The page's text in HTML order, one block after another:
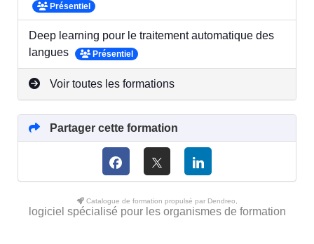
Présentiel
Deep learning pour le traitement automatique des
langues
Présentiel
Voir toutes les formations
Partager cette formation
Catalogue de formation propulsé par Dendreo,
logiciel spécialisé pour les organismes de formation